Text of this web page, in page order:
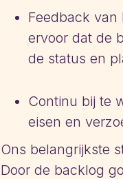
Feedback
ervoor dat de
de status en
Continu bij te
eisen en
Ons belangrijkste
Door de backlog